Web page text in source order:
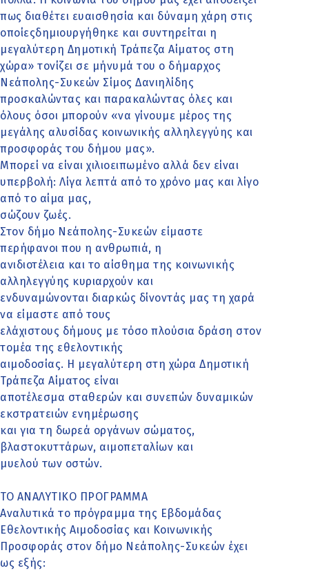
πως διαθέτει ευαισθησία και δύναμη χάρη στις
οποίεςδημιουργήθηκε και συντηρείται η
μεγαλύτερη Δημοτική Τράπεζα Αίματος στη
χώρα» τονίζει σε μήνυμά του ο δήμαρχος
Νεάπολης-Συκεών Σίμος Δανιηλίδης
προσκαλώντας και παρακαλώντας όλες και
όλους όσοι μπορούν «να γίνουμε μέρος της
μεγάλης αλυσίδας κοινωνικής αλληλεγγύης και
προσφοράς του δήμου μας».
Μπορεί να είναι χιλιοειπωμένο αλλά δεν είναι
υπερβολή: Λίγα λεπτά από το χρόνο μας και λίγο
από το αίμα μας,
σώζουν ζωές.
Στον δήμο Νεάπολης-Συκεών είμαστε
περήφανοι που η ανθρωπιά, η
ανιδιοτέλεια και το αίσθημα της κοινωνικής
αλληλεγγύης κυριαρχούν και
ενδυναμώνονται διαρκώς δίνοντάς μας τη χαρά
να είμαστε από τους
ελάχιστους δήμους με τόσο πλούσια δράση στον
τομέα της εθελοντικής
αιμοδοσίας. Η μεγαλύτερη στη χώρα Δημοτική
Τράπεζα Αίματος είναι
αποτέλεσμα σταθερών και συνεπών δυναμικών
εκστρατειών ενημέρωσης
και για τη δωρεά οργάνων σώματος,
βλαστοκυττάρων, αιμοπεταλίων και
μυελού των οστών.
ΤΟ ΑΝΑΛΥΤΙΚΟ ΠΡΟΓΡΑΜΜΑ
Αναλυτικά το πρόγραμμα της Εβδομάδας
Εθελοντικής Αιμοδοσίας και Κοινωνικής
Προσφοράς στον δήμο Νεάπολης-Συκεών έχει
ως εξής: